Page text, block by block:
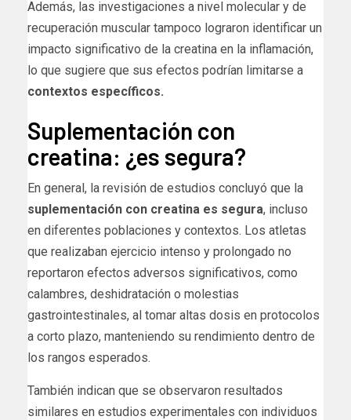
Además, las investigaciones a nivel molecular y de
recuperación muscular tampoco lograron identificar un
impacto significativo de la creatina en la inflamación,
lo que sugiere que sus efectos podrían limitarse a
contextos específicos.
Suplementación con
creatina: ¿es segura?
En general, la revisión de estudios concluyó que la
suplementación con creatina es segura, incluso
en diferentes poblaciones y contextos. Los atletas
que realizaban ejercicio intenso y prolongado no
reportaron efectos adversos significativos, como
calambres, deshidratación o molestias
gastrointestinales, al tomar altas dosis en protocolos
a corto plazo, manteniendo su rendimiento dentro de
los rangos esperados.
También indican que se observaron resultados
similares en estudios experimentales con individuos